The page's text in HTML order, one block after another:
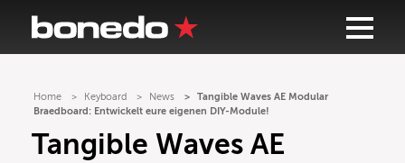
Home Keyboard News
Tangible Waves AE Modular
Braedboard: Entwickelt eure eigenen DIY-Module!
Tangible Waves AE